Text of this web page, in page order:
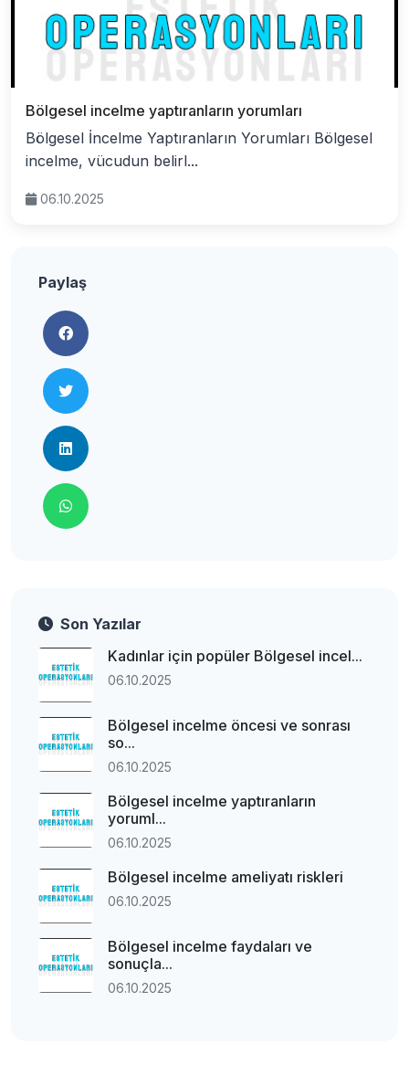
Bölgesel incelme yaptıranların yorumları
Bölgesel İncelme Yaptıranların Yorumları Bölgesel
incelme, vücudun belirl...
06.10.2025
Paylaş
Son Yazılar
Kadınlar için popüler Bölgesel incel...
06.10.2025
Bölgesel incelme öncesi ve sonrası
so...
06.10.2025
Bölgesel incelme yaptıranların
yoruml...
06.10.2025
Bölgesel incelme ameliyatı riskleri
06.10.2025
Bölgesel incelme faydaları ve
sonuçla...
06.10.2025